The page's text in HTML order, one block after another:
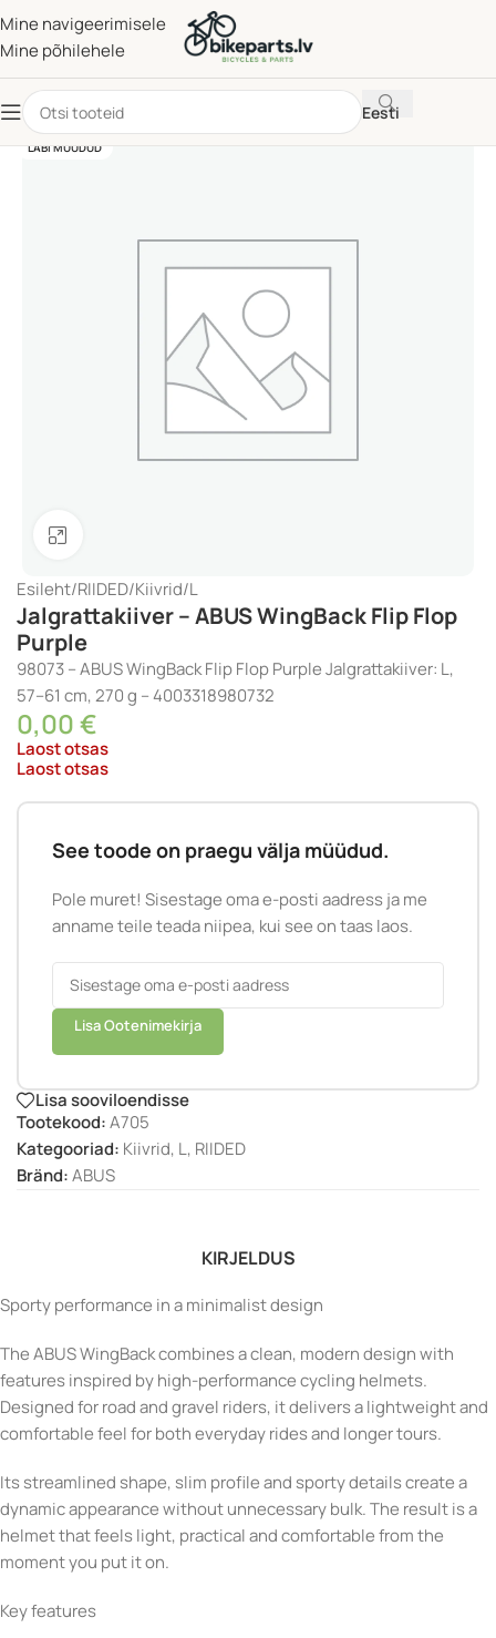
Mine navigeerimisele
Mine põhilehele
Eesti
LÄBI MÜÜDUD
Esileht/RIIDED/Kiivrid/L
Jalgrattakiiver – ABUS WingBack Flip Flop
Purple
98073 – ABUS WingBack Flip Flop Purple Jalgrattakiiver: L,
57–61 cm, 270 g – 4003318980732
0,00€
Laost otsas
Laost otsas
See toode on praegu välja müüdud.
Pole muret! Sisestage oma e-posti aadress ja me
anname teile teada niipea, kui see on taas laos.
Lisa Ootenimekirja
Lisa sooviloendisse
Tootekood:A705
Kategooriad: Kiivrid, L, RIIDED
Bränd:ABUS
KIRJELDUS
Sporty performance in a minimalist design
The ABUS WingBack combines a clean, modern design with
features inspired by high-performance cycling helmets.
Designed for road and gravel riders, it delivers a lightweight and
comfortable feel for both everyday rides and longer tours.
Its streamlined shape, slim profile and sporty details create a
dynamic appearance without unnecessary bulk. The result is a
helmet that feels light, practical and comfortable from the
moment you put it on.
Key features